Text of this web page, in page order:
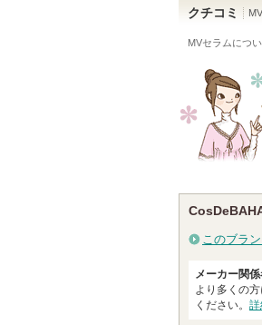
クチコミ
MVセラムにつ
このブラ
メーカー関
より多くの
ください。 詳